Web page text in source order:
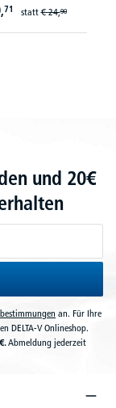
71 statt€ 24,90
und 20€
an. Für Ihre
DELTA-V Onlineshop.
Abmeldung jederzeit